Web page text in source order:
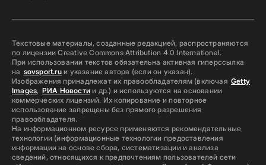
Текстовые материалы, созданные редакцией, распространяются
по лицензии Creative Commons Attribution 4.0 International.
При использовании текстов обязательна активная гиперссылка
на sovsport.ruи указание автора (если он указан).
Изображения принадлежат их правообладателям (включая Getty
Images, РИА Новостии др.) и используются на основании
коммерческих лицензий. Их копирование и повторное
использование запрещены без прямого разрешения
правообладателя.
На информационном ресурсе применяются рекомендательные
технологии (информационные технологии предоставления
информации на основе сбора, систематизации и анализа
сведений, относящихся к предпочтениям пользователей сети